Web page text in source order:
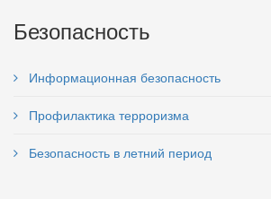
Безопасность
Информационная безопасность
Профилактика терроризма
Безопасность в летний период